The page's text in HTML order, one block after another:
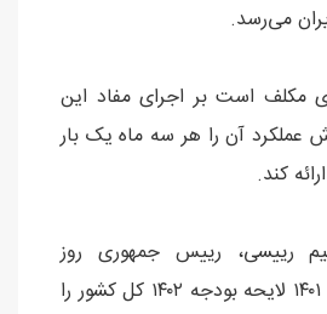
می‌رسد.
مکلف است بر اجرای مفاد این
عملکرد آن را هر سه ماه یک بار
کند.
رییسی، رییس جمهوری روز
چهارشنبه، ۲۱ دی‌ماه ۱۴۰۱ لایحه بودجه ۱۴۰۲ کل کشور را